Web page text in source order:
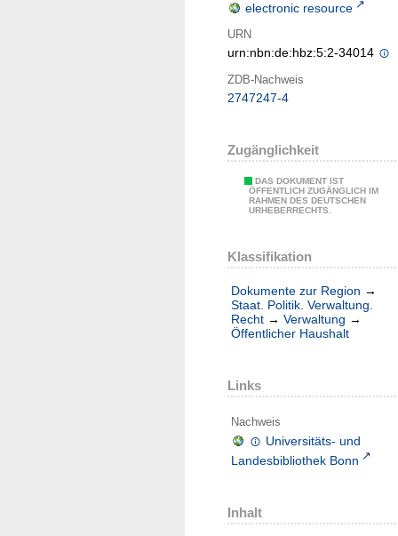
electronic resource
URN
urn:nbn:de:hbz:5:2-34014
ZDB-Nachweis
2747247-4
Zugänglichkeit
DAS DOKUMENT IST
ÖFFENTLICH ZUGÄNGLICH IM
RAHMEN DES DEUTSCHEN
URHEBERRECHTS.
Klassifikation
Dokumente zur Region →
Staat. Politik. Verwaltung.
Recht → Verwaltung →
Öffentlicher Haushalt
Links
Nachweis
Universitäts- und
Landesbibliothek Bonn
Inhalt